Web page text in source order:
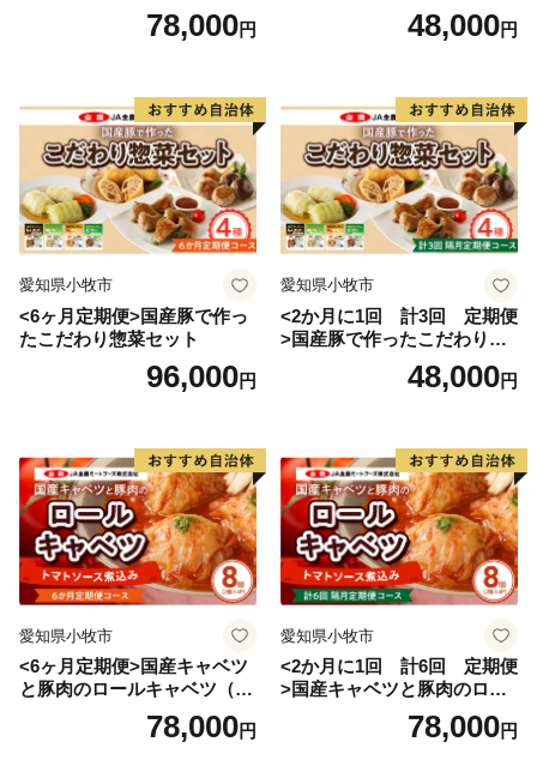
78,000円 48,000円
愛知県小牧市
<6ヶ月定期便>国産豚で作っ
たこだわり惣菜セット
96,000円
愛知県小牧市
<2か月に1回 計3回 定期便
>国産豚で作ったこだわり惣
48,000円
愛知県小牧市
<6ヶ月定期便>国産キャベツ
と豚肉のロールキャベツ（4P
78,000円
愛知県小牧市
<2か月に1回 計6回 定期便
>国産キャベツと豚肉のロー
ルキャベツ（4P入り）
78,000円